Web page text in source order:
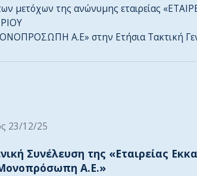
μετόχων της ανώνυμης εταιρείας
A.E» στην Ετήσια Τακτική
23/12/25
Συνέλευση της «Εταιρείας
Α.Ε.»